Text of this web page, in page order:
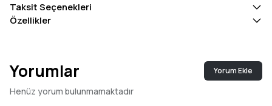
Taksit Seçenekleri
Özellikler
Yorumlar Yorum Ekle
Henüz yorum bulunmamaktadır